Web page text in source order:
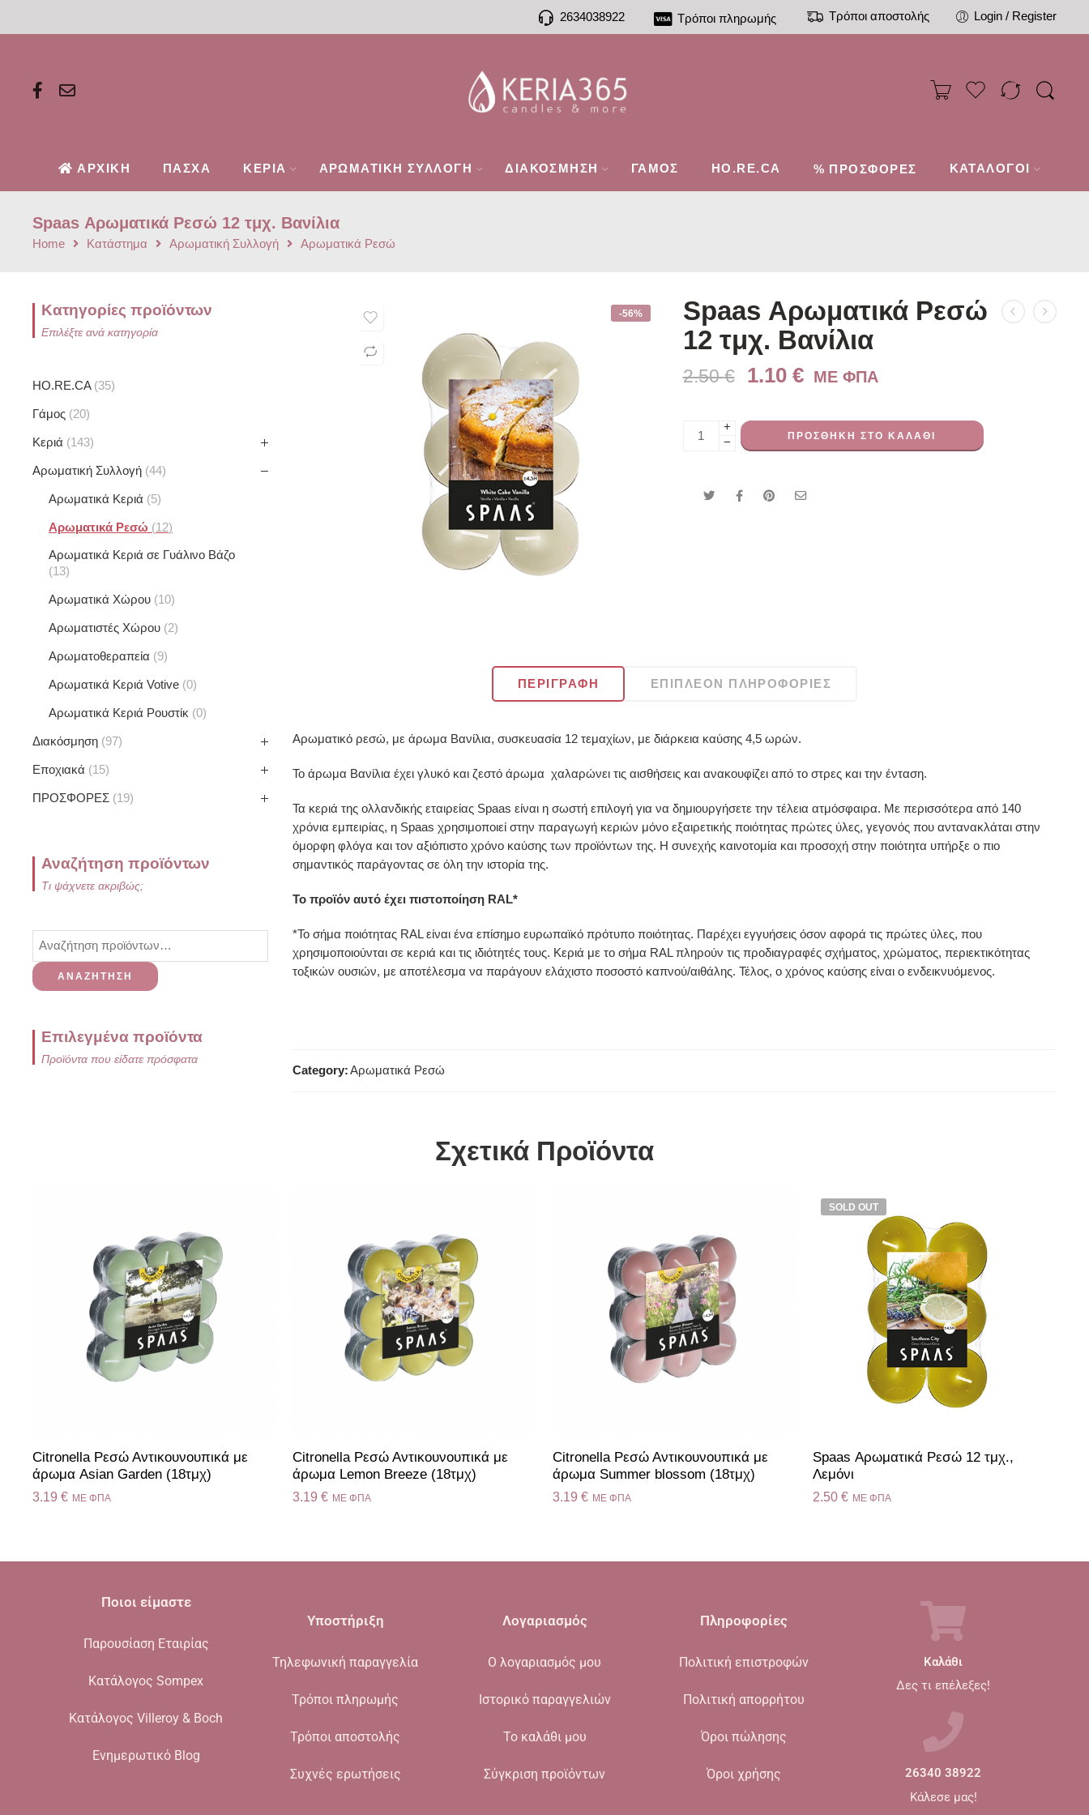
2634038922 Τρόποι πληρωμής Τρόποι αποστολής Login / Register
ΑΡΧΙΚΗ ΠΑΣΧΑ ΚΕΡΙΑ ΑΡΩΜΑΤΙΚΗ ΣΥΛΛΟΓΗ ΔΙΑΚΟΣΜΗΣΗ ΓΑΜΟΣ HO.RE.CA % ΠΡΟΣΦΟΡΕΣ ΚΑΤΑΛΟΓΟΙ
Spaas Αρωματικά Ρεσώ 12 τμχ. Βανίλια
Home Κατάστημα Αρωματική Συλλογή Αρωματικά Ρεσώ
-56%
Spaas Αρωματικά Ρεσώ
12 τμχ. Βανίλια
2.50€ 1.10 € ME ΦΠΑ
+
−
ΠΡΟΣΘΉΚΗ ΣΤΟ ΚΑΛΆΘΙ
ΠΕΡΙΓΡΑΦΉ ΕΠΙΠΛΈΟΝ ΠΛΗΡΟΦΟΡΊΕΣ
Αρωματικό ρεσώ, με άρωμα Βανίλια, συσκευασία 12 τεμαχίων, με διάρκεια καύσης 4,5 ωρών.
Το άρωμα Βανίλια έχει γλυκό και ζεστό άρωμα χαλαρώνει τις αισθήσεις και ανακουφίζει από το στρες και την ένταση.
Τα κεριά της ολλανδικής εταιρείας Spaas είναι η σωστή επιλογή για να δημιουργήσετε την τέλεια ατμόσφαιρα. Με περισσότερα από 140
χρόνια εμπειρίας, η Spaas χρησιμοποιεί στην παραγωγή κεριών μόνο εξαιρετικής ποιότητας πρώτες ύλες, γεγονός που αντανακλάται στην
όμορφη φλόγα και τον αξιόπιστο χρόνο καύσης των προϊόντων της. Η συνεχής καινοτομία και προσοχή στην ποιότητα υπήρξε ο πιο
σημαντικός παράγοντας σε όλη την ιστορία της.
Το προϊόν αυτό έχει πιστοποίηση RAL*
*Το σήμα ποιότητας RAL είναι ένα επίσημο ευρωπαϊκό πρότυπο ποιότητας. Παρέχει εγγυήσεις όσον αφορά τις πρώτες ύλες, που
χρησιμοποιούνται σε κεριά και τις ιδιότητές τους. Κεριά με το σήμα RAL πληρούν τις προδιαγραφές σχήματος, χρώματος, περιεκτικότητας
τοξικών ουσιών, με αποτέλεσμα να παράγουν ελάχιστο ποσοστό καπνού/αιθάλης. Τέλος, ο χρόνος καύσης είναι ο ενδεικνυόμενος.
Category:Αρωματικά Ρεσώ
Κατηγορίες προϊόντων
Επιλέξτε ανά κατηγορία
HO.RE.CA 35
Γάμος 20
Κεριά 143
Αρωματική Συλλογή 44
Αρωματικά Κεριά 5
Αρωματικά Ρεσώ 12
Αρωματικά Κεριά σε Γυάλινο Βάζο
13
Αρωματικά Χώρου 10
Αρωματιστές Χώρου 2
Αρωματοθεραπεία 9
Αρωματικά Κεριά Votive 0
Αρωματικά Κεριά Ρουστίκ 0
Διακόσμηση 97
Εποχιακά 15
ΠΡΟΣΦΟΡΕΣ 19
Αναζήτηση προϊόντων
Τι ψάχνετε ακριβώς;
ΑΝΑΖΉΤΗΣΗ
Επιλεγμένα προϊόντα
Προϊόντα που είδατε πρόσφατα
Σχετικά Προϊόντα
Citronella Ρεσώ Αντικουνουπικά με
άρωμα Asian Garden (18τμχ)
3.19 € ME ΦΠΑ
Citronella Ρεσώ Αντικουνουπικά με
άρωμα Lemon Breeze (18τμχ)
3.19 € ME ΦΠΑ
Citronella Ρεσώ Αντικουνουπικά με
άρωμα Summer blossom (18τμχ)
3.19 € ME ΦΠΑ
SOLD OUT
Spaas Αρωματικά Ρεσώ 12 τμχ.,
Λεμόνι
2.50 € ME ΦΠΑ
Ποιοι είμαστε
Παρουσίαση Εταιρίας
Κατάλογος Sompex
Κατάλογος Villeroy & Boch
Ενημερωτικό Blog
Υποστήριξη
Τηλεφωνική παραγγελία
Τρόποι πληρωμής
Τρόποι αποστολής
Συχνές ερωτήσεις
Λογαριασμός
Ο λογαριασμός μου
Ιστορικό παραγγελιών
Το καλάθι μου
Σύγκριση προϊόντων
Πληροφορίες
Πολιτική επιστροφών
Πολιτική απορρήτου
Όροι πώλησης
Όροι χρήσης
Καλάθι
Δες τι επέλεξες!
26340 38922
Κάλεσε μας!